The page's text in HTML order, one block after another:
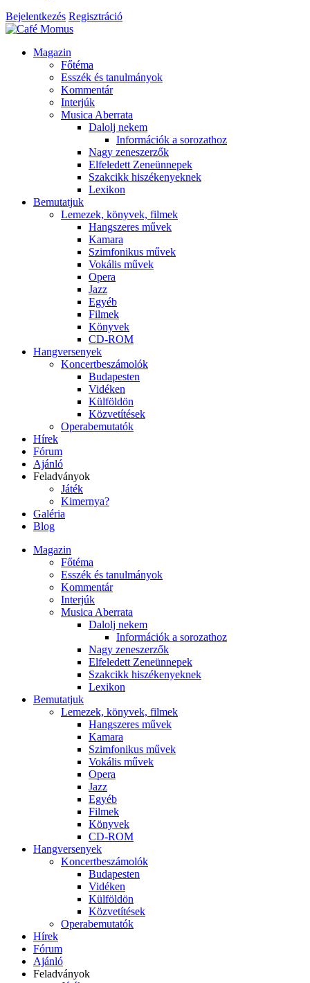
Bejelentkezés Regisztráció
Magazin
Főtéma
Esszék és tanulmányok
Kommentár
Interjúk
Musica Aberrata
Dalolj nekem
Információk a sorozathoz
Nagy zeneszerzők
Elfeledett Zeneünnepek
Szakcikk hiszékenyeknek
Lexikon
Bemutatjuk
Lemezek, könyvek, filmek
Hangszeres művek
Kamara
Szimfonikus művek
Vokális művek
Opera
Jazz
Egyéb
Filmek
Könyvek
CD-ROM
Hangversenyek
Koncertbeszámolók
Budapesten
Vidéken
Külföldön
Közvetítések
Operabemutatók
Hírek
Fórum
Ajánló
Feladványok
Játék
Kimernya?
Galéria
Blog
Magazin
Főtéma
Esszék és tanulmányok
Kommentár
Interjúk
Musica Aberrata
Dalolj nekem
Információk a sorozathoz
Nagy zeneszerzők
Elfeledett Zeneünnepek
Szakcikk hiszékenyeknek
Lexikon
Bemutatjuk
Lemezek, könyvek, filmek
Hangszeres művek
Kamara
Szimfonikus művek
Vokális művek
Opera
Jazz
Egyéb
Filmek
Könyvek
CD-ROM
Hangversenyek
Koncertbeszámolók
Budapesten
Vidéken
Külföldön
Közvetítések
Operabemutatók
Hírek
Fórum
Ajánló
Feladványok